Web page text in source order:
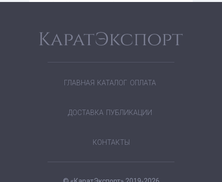
ГЛАВНАЯ КАТАЛОГ ОПЛАТА
ДОСТАВКА ПУБЛИКАЦИИ
КОНТАКТЫ